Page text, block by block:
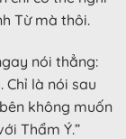
Từ mà thôi.
nói thẳng:
Chỉ là nói sau
không muốn
Thẩm Ý.”